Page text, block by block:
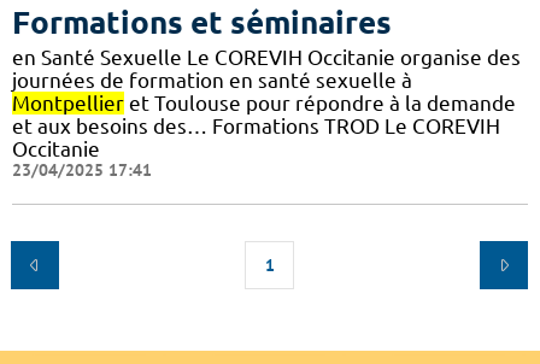
Formations et séminaires
en Santé Sexuelle Le COREVIH Occitanie organise des
journées de formation en santé sexuelle à
Montpellier et Toulouse pour répondre à la demande
et aux besoins des… Formations TROD Le COREVIH
Occitanie
23/04/2025 17:41
1